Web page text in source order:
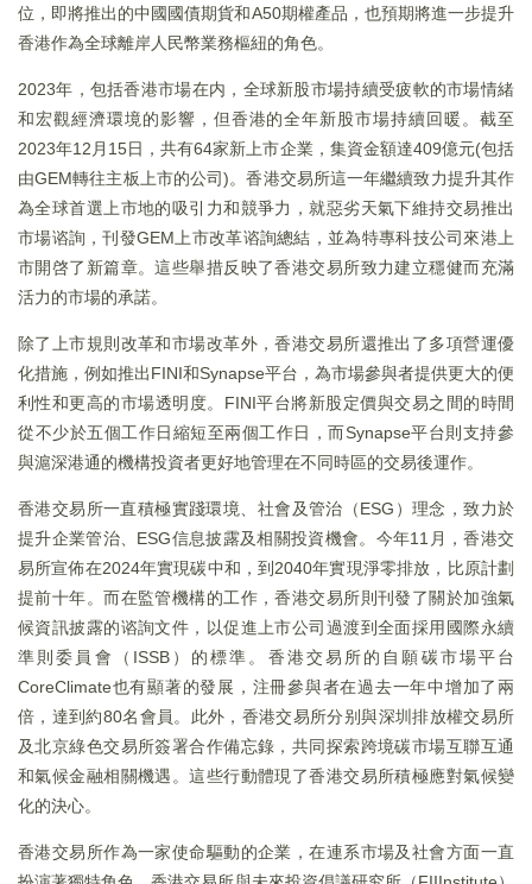
位，即將推出的中國國債期貨和A50期權產品，也預期將進一步提升
香港作為全球離岸人民幣業務樞紐的角色。
2023年，包括香港市場在内，全球新股市場持續受疲軟的市場情緒
和宏觀經濟環境的影響，但香港的全年新股市場持續回暖。截至
2023年12月15日，共有64家新上市企業，集資金額達409億元(包括
由GEM轉往主板上市的公司)。香港交易所這一年繼續致力提升其作
為全球首選上市地的吸引力和競爭力，就惡劣天氣下維持交易推出
市場谘詢，刊發GEM上市改革谘詢總結，並為特專科技公司來港上
市開啓了新篇章。這些舉措反映了香港交易所致力建立穩健而充滿
活力的市場的承諾。
除了上市規則改革和市場改革外，香港交易所還推出了多項營運優
化措施，例如推出FINI和Synapse平台，為市場參與者提供更大的便
利性和更高的市場透明度。FINI平台將新股定價與交易之間的時間
從不少於五個工作日縮短至兩個工作日，而Synapse平台則支持參
與滬深港通的機構投資者更好地管理在不同時區的交易後運作。
香港交易所一直積極實踐環境、社會及管治（ESG）理念，致力於
提升企業管治、ESG信息披露及相關投資機會。今年11月，香港交
易所宣佈在2024年實現碳中和，到2040年實現淨零排放，比原計劃
提前十年。而在監管機構的工作，香港交易所則刊發了關於加強氣
候資訊披露的谘詢文件，以促進上市公司過渡到全面採用國際永續
準則委員會（ISSB）的標準。香港交易所的自願碳市場平台
CoreClimate也有顯著的發展，注冊參與者在過去一年中增加了兩
倍，達到約80名會員。此外，香港交易所分别與深圳排放權交易所
及北京綠色交易所簽署合作備忘錄，共同探索跨境碳市場互聯互通
和氣候金融相關機遇。這些行動體現了香港交易所積極應對氣候變
化的決心。
香港交易所作為一家使命驅動的企業，在連系市場及社會方面一直